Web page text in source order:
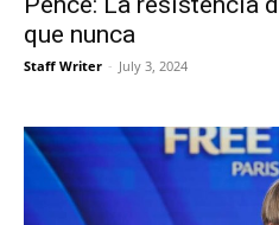
que nunca
Staff Writer - July 3, 2024